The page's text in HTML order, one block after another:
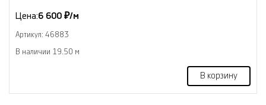
Цена:6 600 ₽/м
Артикул: 46883
В наличии 19.50 м
В корзину